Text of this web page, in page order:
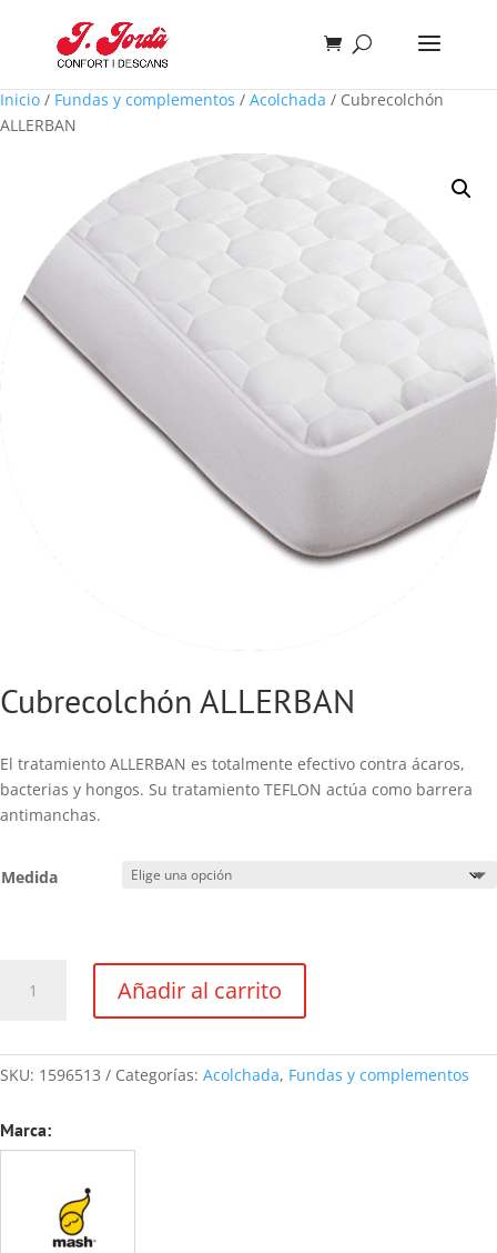
Inicio / Fundas y complementos / Acolchada / Cubrecolchón
ALLERBAN
Cubrecolchón ALLERBAN
El tratamiento ALLERBAN es totalmente efectivo contra ácaros,
bacterias y hongos. Su tratamiento TEFLON actúa como barrera
antimanchas.
Medida
Cubrecolchón
ALLERBAN
Añadir al carrito
SKU: 1596513 Categorías: Acolchada, Fundas y complementos
Marca: